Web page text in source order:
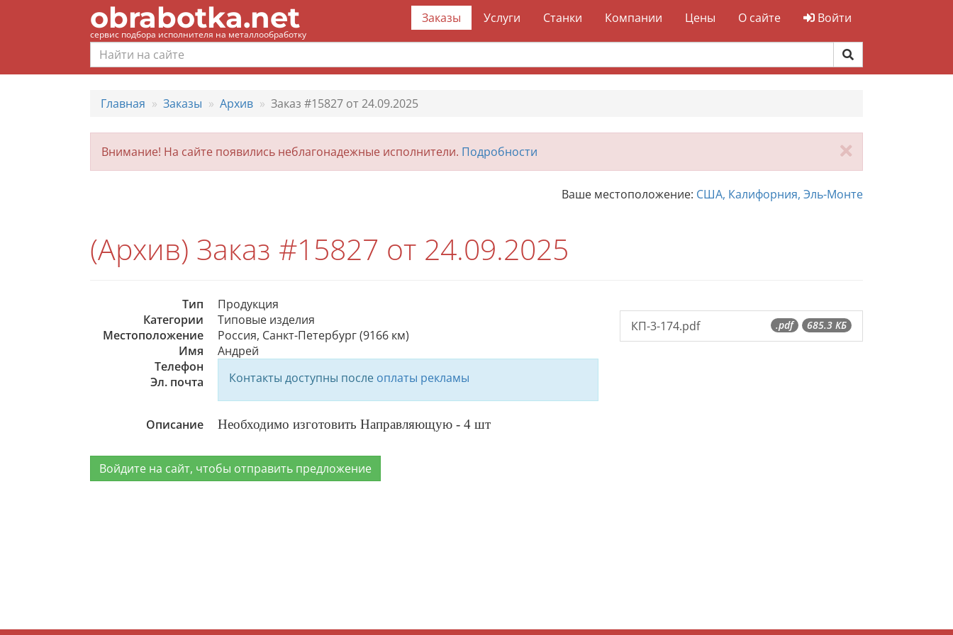
obrabotka.net
сервис подбора исполнителя на металлообработку
Заказы Услуги Станки Компании Цены О сайте Войти
Главная Заказы Архив Заказ #15827 от 24.09.2025
Внимание! На сайте появились неблагонадежные исполнители. Подробности
Ваше местоположение: США, Калифорния, Эль-Монте
(Архив) Заказ #15827 от 24.09.2025
685.3 КБ
.pdf
КП-3-174.pdf
Тип
Продукция
Категории
Типовые изделия
Местоположение
Россия, Санкт-Петербург (9166 км)
Имя
Андрей
Телефон
Эл. почта
Контакты доступны после оплаты рекламы
Описание Необходимо изготовить Направляющую - 4 шт
Войдите на сайт, чтобы отправить предложение